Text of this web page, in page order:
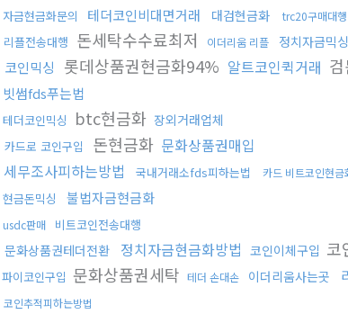
자금현금화문의 테더코인비대면거래 대검현금화 trc20구매대행
리플전송대행 돈세탁수수료최저 이더리움 리플 정치자금믹
코인믹싱 롯데상품권현금화94% 알트코인퀵거래
빗썸fds푸는법
테더코인믹싱 btc현금화 장외거래업체
카드로 코인구입 돈현금화 문화상품권매입
세무조사피하는방법
국내거래소fds피하는법 카드 비트코인현금
현금돈믹싱 불법자금현금화
usdc판매 비트코인전송대행
문화상품권테더전환 정치자금현금화방법 코인이체구입 코
파이코인구입 문화상품권세탁 테더 손대손 이더리움사는곳
코인추적피하는방법